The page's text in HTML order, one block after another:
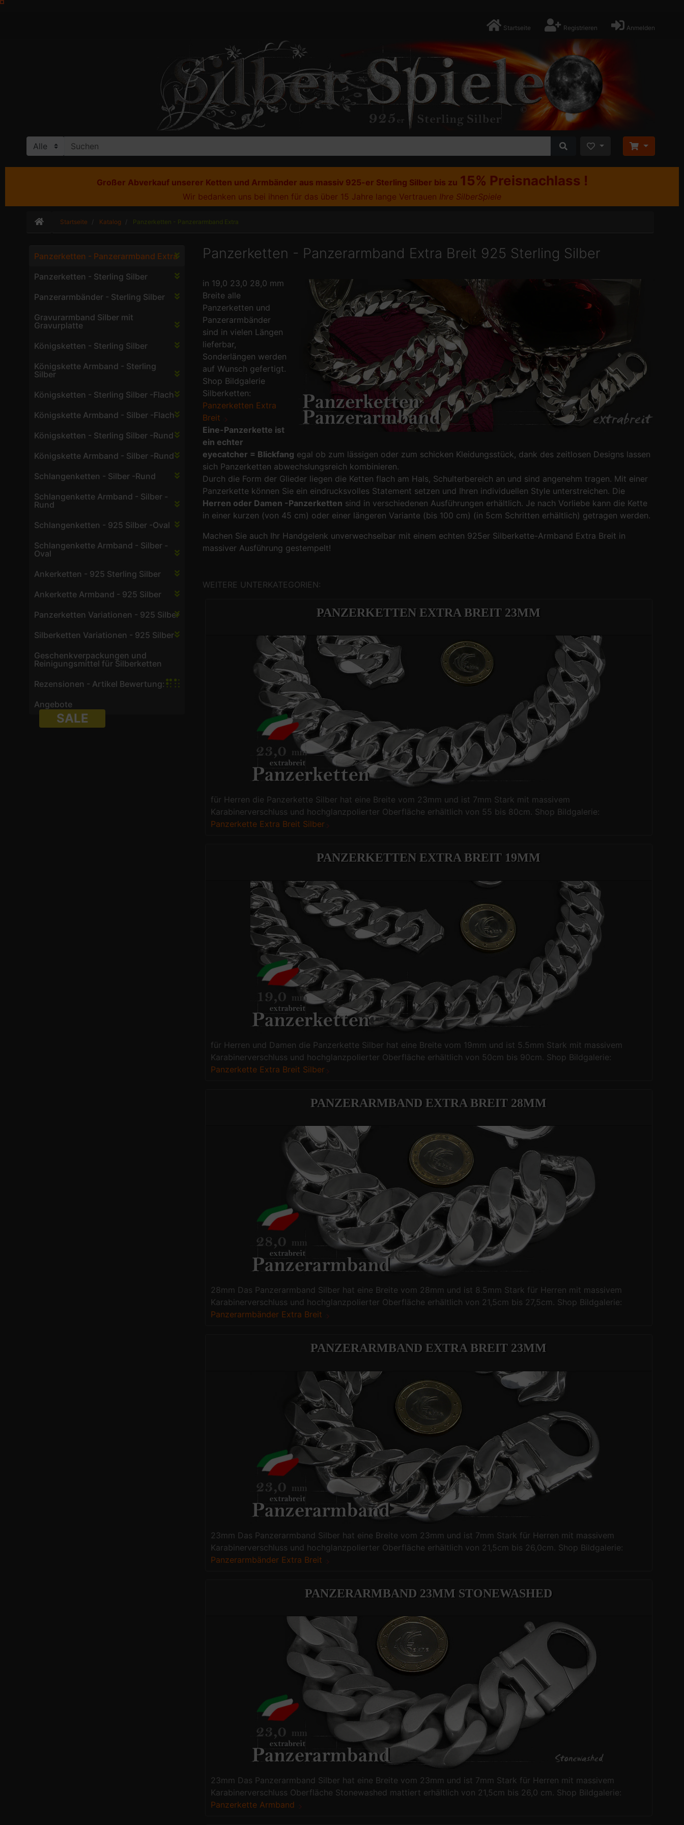
Startseite Registrieren Anmelden
Großer Abverkauf unserer Ketten und Armbänder aus massiv 925-er Sterling Silber bis zu 15% Preisnachlass !
Wir bedanken uns bei ihnen für das über 15 Jahre lange Vertrauen Ihre SilberSpiele
Startseite Katalog Panzerketten - Panzerarmband Extra
Panzerketten - Panzerarmband Extra
Panzerketten - Sterling Silber
Panzerarmbänder - Sterling Silber
Gravurarmband Silber mit
Gravurplatte
Königsketten - Sterling Silber
Königskette Armband - Sterling
Silber
Königsketten - Sterling Silber -Flach
Königskette Armband - Silber -Flach
Königsketten - Sterling Silber -Rund
Königskette Armband - Silber -Rund
Schlangenketten - Silber -Rund
Schlangenkette Armband - Silber -
Rund
Schlangenketten - 925 Silber -Oval
Schlangenkette Armband - Silber -
Oval
Ankerketten - 925 Sterling Silber
Ankerkette Armband - 925 Silber
Panzerketten Variationen - 925 Silber
Silberketten Variationen - 925 Silber
Geschenkverpackungen und
Reinigungsmittel für Silberketten
Rezensionen - Artikel Bewertung:
Angebote
SALE
Panzerketten - Panzerarmband Extra Breit 925 Sterling Silber
in 19,0 23,0 28,0 mm
Breite alle
Panzerketten und
Panzerarmbänder
sind in vielen Längen
lieferbar,
Sonderlängen werden
auf Wunsch gefertigt.
Shop Bildgalerie
Silberketten:
Panzerketten Extra
Breit
Eine-Panzerkette ist
ein echter
eyecatcher = Blickfang egal ob zum lässigen oder zum schicken Kleidungsstück, dank des zeitlosen Designs lassen
sich Panzerketten abwechslungsreich kombinieren.
Durch die Form der Glieder liegen die Ketten flach am Hals, Schulterbereich an und sind angenehm tragen. Mit einer
Panzerkette können Sie ein eindrucksvolles Statement setzen und Ihren individuellen Style unterstreichen. Die
Herren oder Damen -Panzerketten sind in verschiedenen Ausführungen erhältlich. Je nach Vorliebe kann die Kette
in einer kurzen (von 45 cm) oder einer längeren Variante (bis 100 cm) (in 5cm Schritten erhältlich) getragen werden.
Machen Sie auch Ihr Handgelenk unverwechselbar mit einem echten 925er Silberkette-Armband Extra Breit in
massiver Ausführung gestempelt!
WEITERE UNTERKATEGORIEN:
PANZERKETTEN EXTRA BREIT 23MM
für Herren die Panzerkette Silber hat eine Breite vom 23mm und ist 7mm Stark mit massivem
Karabinerverschluss und hochglanzpolierter Oberfläche erhältlich von 55 bis 80cm. Shop Bildgalerie:
Panzerkette Extra Breit Silber
PANZERKETTEN EXTRA BREIT 19MM
für Herren und Damen die Panzerkette Silber hat eine Breite vom 19mm und ist 5.5mm Stark mit massivem
Karabinerverschluss und hochglanzpolierter Oberfläche erhältlich von 50cm bis 90cm. Shop Bildgalerie:
Panzerkette Extra Breit Silber
PANZERARMBAND EXTRA BREIT 28MM
28mm Das Panzerarmband Silber hat eine Breite vom 28mm und ist 8.5mm Stark für Herren mit massivem
Karabinerverschluss und hochglanzpolierter Oberfläche erhältlich von 21,5cm bis 27,5cm. Shop Bildgalerie:
Panzerarmbänder Extra Breit
PANZERARMBAND EXTRA BREIT 23MM
23mm Das Panzerarmband Silber hat eine Breite vom 23mm und ist 7mm Stark für Herren mit massivem
Karabinerverschluss und hochglanzpolierter Oberfläche erhältlich von 21,5cm bis 26,0cm. Shop Bildgalerie:
Panzerarmbänder Extra Breit
PANZERARMBAND 23MM STONEWASHED
23mm Das Panzerarmband Silber hat eine Breite vom 23mm und ist 7mm Stark für Herren mit massivem
Karabinerverschluss Oberfläche Stonewashed mattiert erhältlich von 21,5cm bis 26,0 cm. Shop Bildgalerie:
Panzerkette Armband